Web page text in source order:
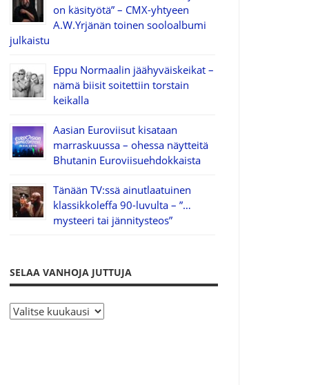
on käsityötä” – CMX-yhtyeen
A.W.Yrjänän toinen sooloalbumi
julkaistu
Eppu Normaalin jäähyväiskeikat –
nämä biisit soitettiin torstain
keikalla
Aasian Euroviisut kisataan
marraskuussa – ohessa näytteitä
Bhutanin Euroviisuehdokkaista
Tänään TV:ssä ainutlaatuinen
klassikkoleffa 90-luvulta – ”…
mysteeri tai jännitysteos”
SELAA VANHOJA JUTTUJA
S